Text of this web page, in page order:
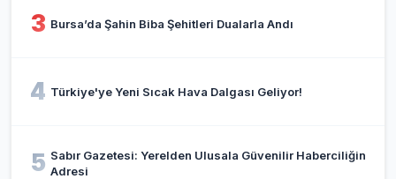
3 Bursa’da Şahin Biba Şehitleri Dualarla Andı
4 Türkiye'ye Yeni Sıcak Hava Dalgası Geliyor!
5 Sabır Gazetesi: Yerelden Ulusala Güvenilir Haberciliğin
Adresi